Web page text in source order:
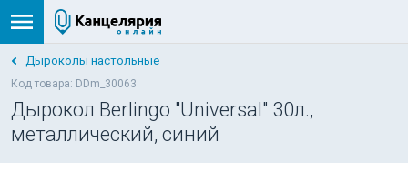
Дыроколы настольные
Код товара: DDm_30063
Дырокол Berlingo "Universal" 30л.,
металлический, синий